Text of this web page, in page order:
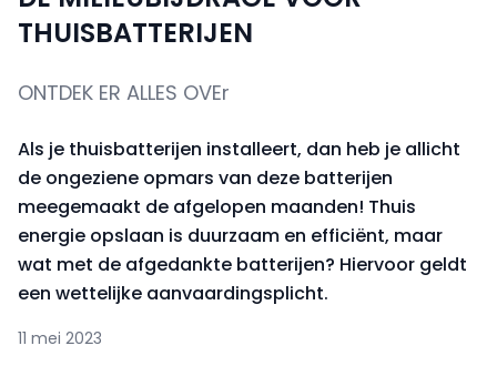
THUISBATTERIJEN
ONTDEK ER ALLES OVEr
Als je thuisbatterijen installeert, dan heb je allicht
de ongeziene opmars van deze batterijen
meegemaakt de afgelopen maanden! Thuis
energie opslaan is duurzaam en efficiënt, maar
wat met de afgedankte batterijen? Hiervoor geldt
een wettelijke aanvaardingsplicht.
11 mei 2023